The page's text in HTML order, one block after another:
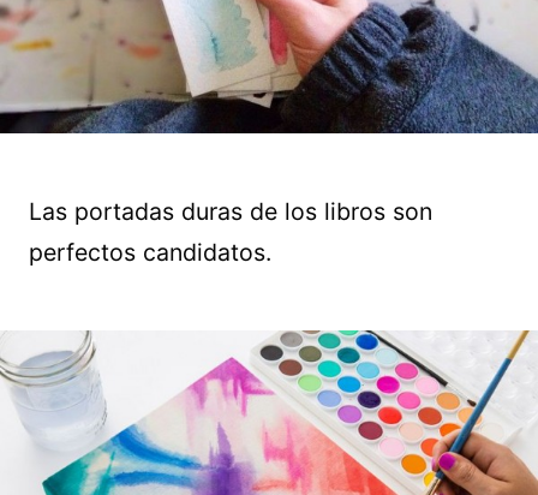
Las portadas duras de los libros son
perfectos candidatos.